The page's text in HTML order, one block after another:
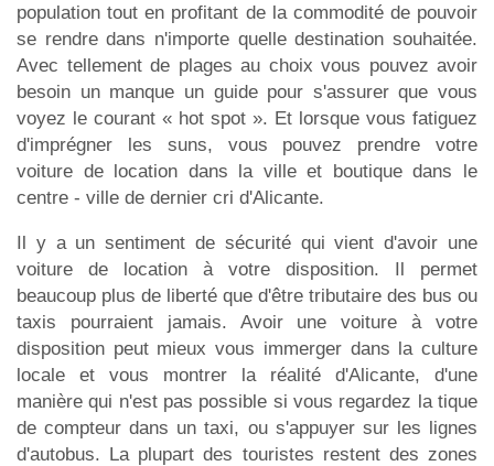
population tout en profitant de la commodité de pouvoir
se rendre dans n'importe quelle destination souhaitée.
Avec tellement de plages au choix vous pouvez avoir
besoin un manque un guide pour s'assurer que vous
voyez le courant « hot spot ». Et lorsque vous fatiguez
d'imprégner les suns, vous pouvez prendre votre
voiture de location dans la ville et boutique dans le
centre - ville de dernier cri d'Alicante.
Il y a un sentiment de sécurité qui vient d'avoir une
voiture de location à votre disposition. Il permet
beaucoup plus de liberté que d'être tributaire des bus ou
taxis pourraient jamais. Avoir une voiture à votre
disposition peut mieux vous immerger dans la culture
locale et vous montrer la réalité d'Alicante, d'une
manière qui n'est pas possible si vous regardez la tique
de compteur dans un taxi, ou s'appuyer sur les lignes
d'autobus. La plupart des touristes restent des zones